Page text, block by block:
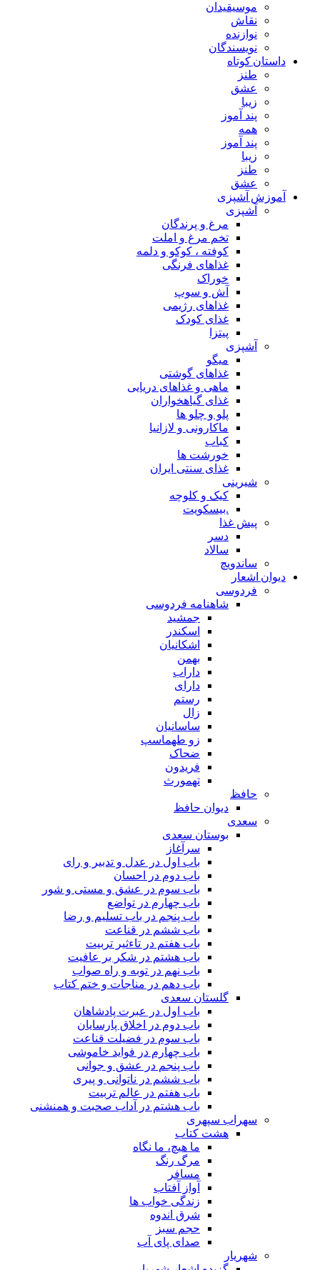
موسیقیدان
نقاش
نوازنده
نویسندگان
داستان کوتاه
طنز
عشق
زیبا
پند آموز
همه
پند آموز
زیبا
طنز
عشق
آموزش آشپزی
آشپزی
مرغ و پرندگان
تخم مرغ و املت
کوفته ، کوکو و دلمه
غذاهای فرنگی
خوراک
آش و سوپ
غذاهای رژیمی
غذای کودک
پیتزا
آشپزی
میگو
غذاهای گوشتی
ماهی و غذاهای دریایی
غذای گیاهخواران
پلو و چلو ها
ماکارونی و لازانیا
کباب
خورشت ها
غذای سنتی ایران
شیرینی
کیک و کلوچه
.بیسکویت
پیش غذا
دسر
سالاد
ساندویچ
دیوان اشعار
فردوسی
شاهنامه فردوسی
جمشید
اسکندر
اشکانیان
بهمن
داراب
دارای
رستم
زال
ساسانیان
زو طهماسپ‏
ضحاک
فریدون
تهمورث
حافظ
دیوان حافظ
سعدی
بوستان سعدی
سرآغاز
باب اول در عدل و تدبیر و رای
باب دوم در احسان
باب سوم در عشق و مستی و شور
باب چهارم در تواضع
باب پنجم در باب تسلیم و رضا
باب ششم در قناعت
باب هفتم در تاءثیر تربیت
باب هشتم در شکر بر عافیت
باب نهم در توبه و راه صواب
باب دهم در مناجات و ختم کتاب
گلستان سعدی
باب اول در عبرت پادشاهان
باب دوم در اخلاق پارسایان
باب سوم در فضیلت قناعت
باب چهارم در فواید خاموشى
باب پنجم در عشق و جوانى
باب ششم در ناتوانى و پیرى
باب هفتم در عالم تربیت
باب هشتم در آداب صحبت و همنشنى
سهراب سپهری
هشت کتاب
ما هیچ، ما نگاه
مرگ رنگ
مسافر
آواز آفتاب
زندگی خواب ها
شرق اندوه
حجم سبز
صدای پای آب
شهریار